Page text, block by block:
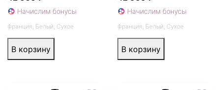
Начислим бонусы
Франция, Белый, Сухое
В корзину
Начислим бонусы
Франция, Белый, Сухое
В корзину